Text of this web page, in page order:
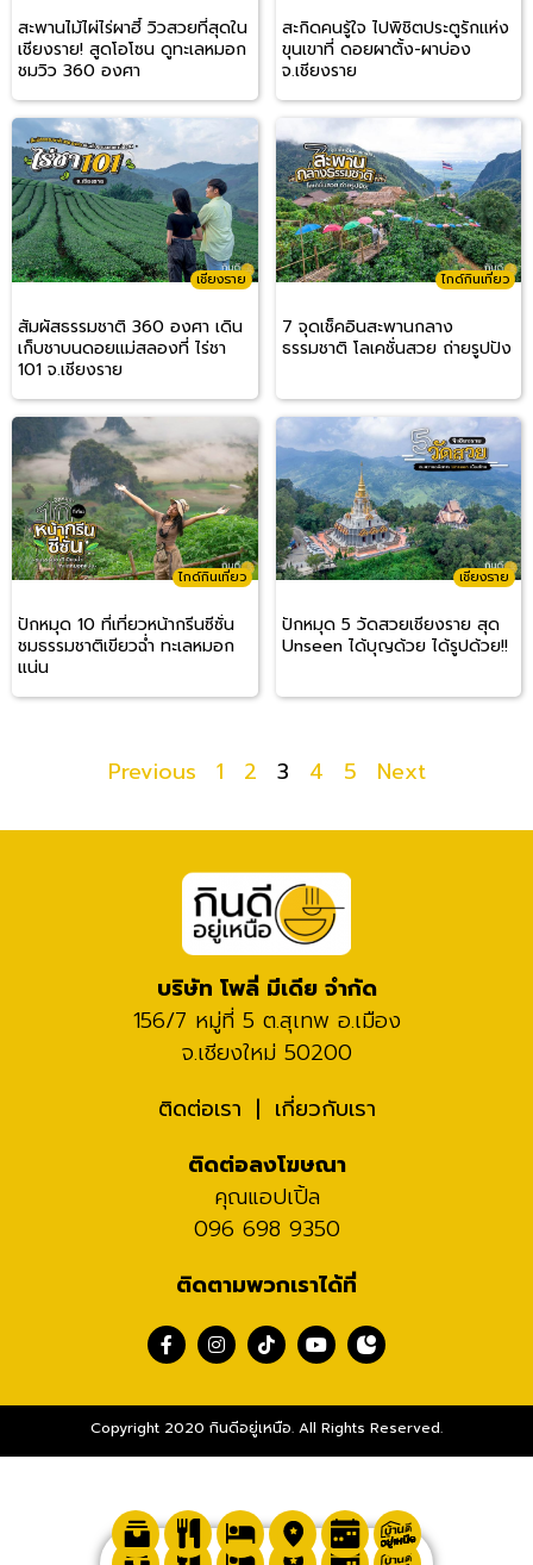
สะพานไม้ไผ่ไร่ผาฮี้ วิวสวยที่สุดใน
เชียงราย! สูดโอโซน ดูทะเลหมอก
ชมวิว 360 องศา
สะกิดคนรู้ใจ ไปพิชิตประตูรักแห่ง
ขุนเขาที่ ดอยผาตั้ง-ผาบ่อง
จ.เชียงราย
เชียงราย
สัมผัสธรรมชาติ 360 องศา เดิน
เก็บชาบนดอยแม่สลองที่ ไร่ชา
101 จ.เชียงราย
ไกด์กินเที่ยว
7 จุดเช็คอินสะพานกลาง
ธรรมชาติ โลเคชั่นสวย ถ่ายรูปปัง
ไกด์กินเที่ยว
ปักหมุด 10 ที่เที่ยวหน้ากรีนซีซั่น
ชมธรรมชาติเขียวฉ่ำ ทะเลหมอก
แน่น
เชียงราย
ปักหมุด 5 วัดสวยเชียงราย สุด
Unseen ได้บุญด้วย ได้รูปด้วย!!
Previous 1 2 3 4 5 Next
บริษัท โพลี่ มีเดีย จำกัด
156/7 หมู่ที่ 5 ต.สุเทพ อ.เมือง
จ.เชียงใหม่ 50200
ติดต่อเรา
เกี่ยวกับเรา
ติดต่อลงโฆษณา
คุณแอปเปิ้ล
096 698 9350
ติดตามพวกเราได้ที่
Copyright 2020 กินดีอยู่เหนือ. All Rights Reserved.